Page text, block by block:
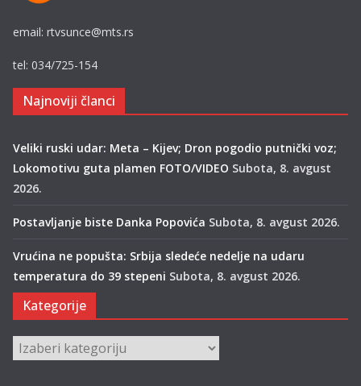
email: rtvsunce@mts.rs
tel: 034/725-154
Najnoviji članci
Veliki ruski udar: Meta – Kijev; Dron pogodio putnički voz;
Lokomotivu guta plamen FOTO/VIDEO Subota, 8. avgust
2026.
Postavljanje biste Danka Popovića Subota, 8. avgust 2026.
Vrućina ne popušta: Srbija sledeće nedelje na udaru
temperatura do 39 stepeni Subota, 8. avgust 2026.
Kategorije
Kategorije